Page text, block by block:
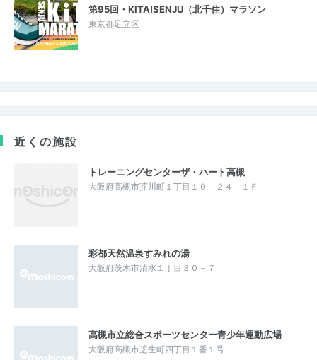
第95回・KITA!SENJU（北千住）マラソン
東京都足立区
近くの施設
トレーニングセンターザ・ハート高槻
大阪府高槻市芥川町１丁目１０－２４－１Ｆ
彩都天然温泉すみれの湯
大阪府茨木市清水１丁目３０－７
高槻市立総合スポーツセンター青少年運動広場
大阪府高槻市芝生町四丁目１番１号